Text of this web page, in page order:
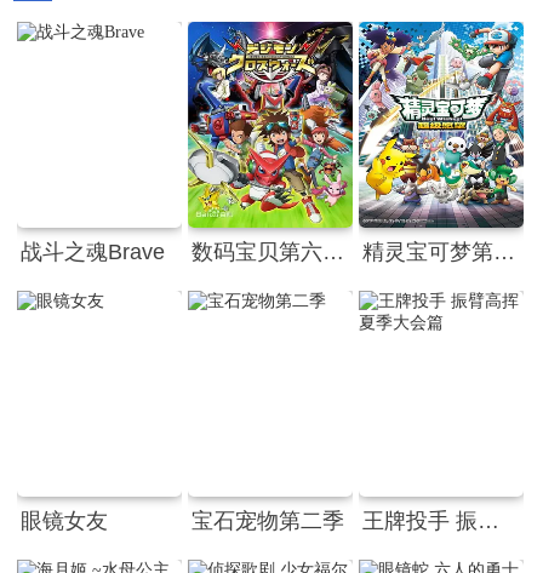
战斗之魂Brave 数码宝贝第六季（普通话） 精灵宝可梦第四季超级愿望
眼镜女友 宝石宠物第二季 王牌投手 振臂高挥 夏季大会篇